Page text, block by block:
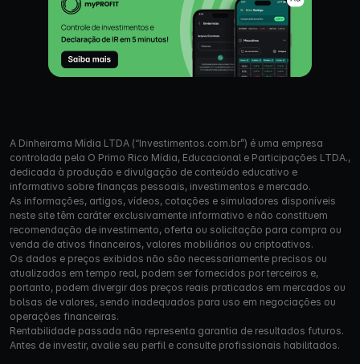
A Dinheirama Mídia LTDA (“Investimentos.com.br”) é uma empresa
controlada pela O Primo Rico Mídia, Educacional e Participações LTDA.,
dedicada à produção e divulgação de conteúdo educativo e
informativo sobre finanças pessoais, investimentos e mercado.
As informações, artigos, vídeos, cotações e simuladores disponíveis
neste site têm caráter exclusivamente informativo e não constituem
recomendação de investimento, oferta ou solicitação para compra ou
venda de ativos financeiros, valores mobiliários ou criptoativos.
Os dados e preços exibidos não são necessariamente precisos ou
atualizados em tempo real, podem ser fornecidos por terceiros e,
portanto, podem divergir dos preços reais praticados em mercados ou
bolsas de valores, sendo inadequados para uso em negociações ou
operações financeiras.
Rentabilidade passada não representa garantia de resultados futuros.
Antes de investir, avalie seu perfil e consulte profissionais habilitados.